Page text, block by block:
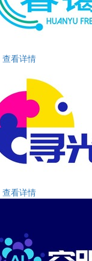
查看详情
查看详情